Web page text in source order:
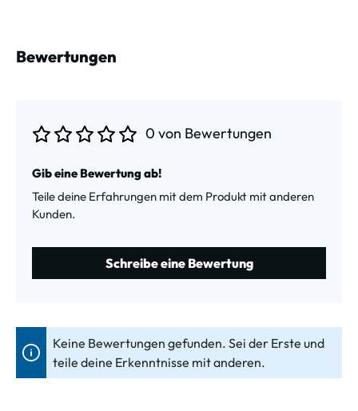
Bewertungen
0 von Bewertungen
Gib eine Bewertung ab!
Teile deine Erfahrungen mit dem Produkt mit anderen
Kunden.
Schreibe eine Bewertung
Keine Bewertungen gefunden. Sei der Erste und
teile deine Erkenntnisse mit anderen.